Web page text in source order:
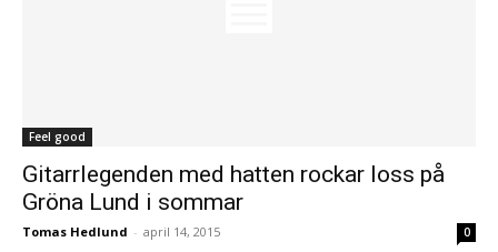
Feel good
Gitarrlegenden med hatten rockar loss på
Gröna Lund i sommar
Tomas Hedlund - april 14, 2015 0